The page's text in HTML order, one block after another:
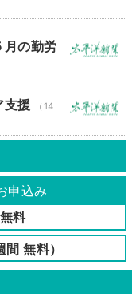
の勤労
援
（14
申込み
料
無料）